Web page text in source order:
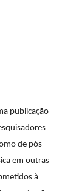
publicação
de pós-
em outras
à